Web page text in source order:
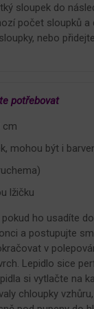
sloupek do
počet sloupků
nebo
potřebovat
cm
mohou být i
lžičku
ho usadíte
a postupujte
v
Lepidlo sice
si vytlačte na
chloupky